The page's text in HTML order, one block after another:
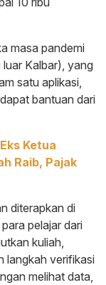
masa pandemi
Kalbar), yang
satu aplikasi,
bantuan dari
Ketua
Raib, Pajak
diterapkan di
pelajar dari
kuliah,
langkah verifikasi
melihat data,